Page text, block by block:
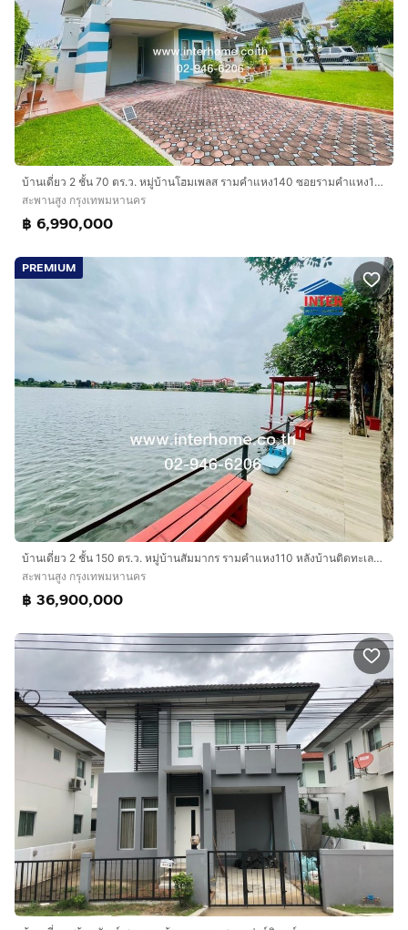
บ้านเดี่ยว 2 ชั้น 70 ตร.ว. หมู่บ้านโฮมเพลส รามคำแหง140 ซอยรามคำแหง140 ถนนรามคำแหง ถนนราษฎร์พัฒนา เขตสะพานสูง กรุงเทพมหานคร
สะพานสูง กรุงเทพมหานคร
฿ 6,990,000
PREMIUM
บ้านเดี่ยว 2 ชั้น 150 ตร.ว. หมู่บ้านสัมมากร รามคำแหง110 หลังบ้านติดทะเลสาป ถนนรามคำแหง เขตสะพานสูง กรุงเทพมหานคร
สะพานสูง กรุงเทพมหานคร
฿ 36,900,000